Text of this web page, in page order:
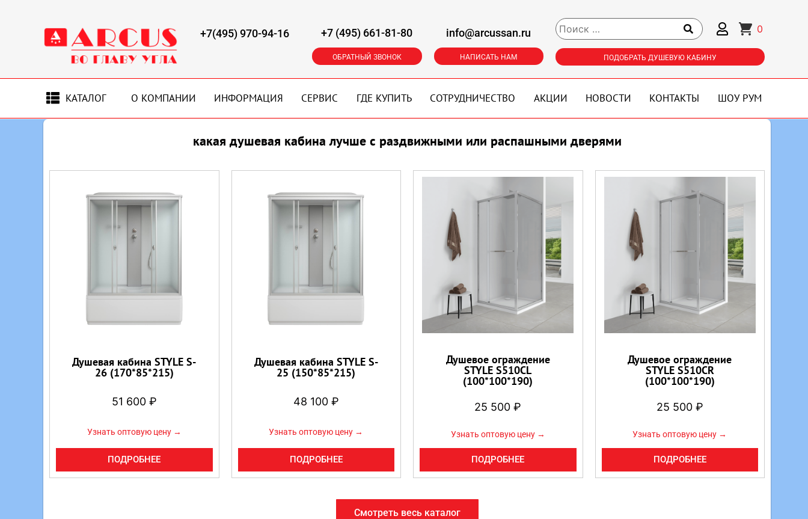
+7(495) 970-94-16 +7 (495) 661-81-80
ОБРАТНЫЙ ЗВОНОК
info@arcussan.ru
НАПИСАТЬ НАМ
0
ПОДОБРАТЬ ДУШЕВУЮ КАБИНУ
КАТАЛОГ О КОМПАНИИ ИНФОРМАЦИЯ СЕРВИС ГДЕ КУПИТЬ СОТРУДНИЧЕСТВО АКЦИИ НОВОСТИ КОНТАКТЫ ШОУ РУМ
какая душевая кабина лучше с раздвижными или распашными дверями
Душевая кабина STYLE S-
26 (170*85*215)
51 600 ₽
Узнать оптовую цену →
ПОДРОБНЕЕ
Душевая кабина STYLE S-
25 (150*85*215)
48 100 ₽
Узнать оптовую цену →
ПОДРОБНЕЕ
Душевое ограждение
STYLE S510CL
(100*100*190)
25 500₽
Узнать оптовую цену →
ПОДРОБНЕЕ
Душевое ограждение
STYLE S510CR
(100*100*190)
25 500 ₽
Узнать оптовую цену →
ПОДРОБНЕЕ
Смотреть весь каталог